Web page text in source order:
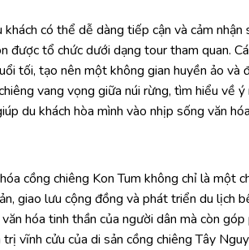
có thể dễ dàng tiếp cận và cảm nhận
được tổ chức dưới dạng tour tham quan.
tối, tạo nên một không gian huyền ảo
vang vọng giữa núi rừng, tìm hiểu về
du khách hòa mình vào nhịp sống văn
cồng chiêng Kon Tum không chỉ là một
giao lưu cộng đồng và phát triển du lịch
hóa tinh thần của người dân mà còn
vĩnh cửu của di sản cồng chiêng Tây